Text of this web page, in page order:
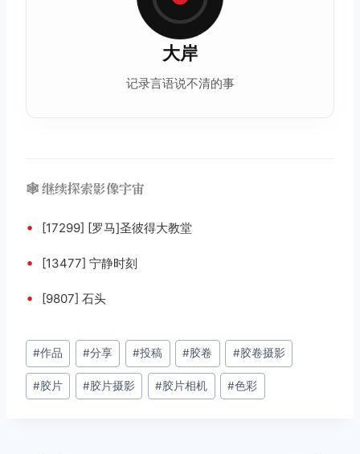
大岸
记录言语说不清的事
🕸️ 继续探索影像宇宙
• [17299] [罗马]圣彼得大教堂
• [13477] 宁静时刻
• [9807] 石头
文
章
标
#作品 #分享 #投稿 #胶卷 #胶卷摄影
#胶片 #胶片摄影 #胶片相机 #色彩